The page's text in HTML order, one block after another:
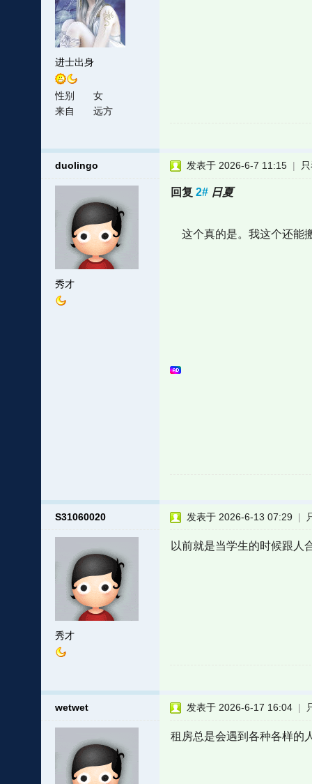
进士出身
性别
女
来自
远方
duolingo
秀才
发表于 2026-6-7 11:15 |
回复 2# 日夏
这个真的是。我这个还能
S31060020
秀才
发表于 2026-6-13 07:29 |
以前就是当学生的时候跟人
wetwet 发表于 2026-6-17 16:04 |
租房总是会遇到各种各样的